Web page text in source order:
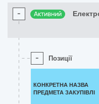
- Активний
- Позиції
КОНКРЕТНА НАЗВА
ПРЕДМЕТА ЗАКУПІВЛІ